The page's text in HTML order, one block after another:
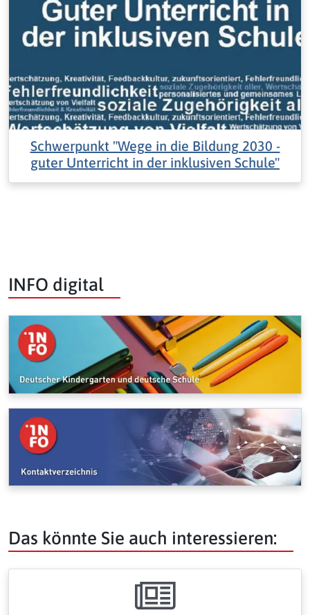
Schwerpunkt "Wege in die Bildung 2030 -
guter Unterricht in der inklusiven Schule"
INFO digital
Das könnte Sie auch interessieren: